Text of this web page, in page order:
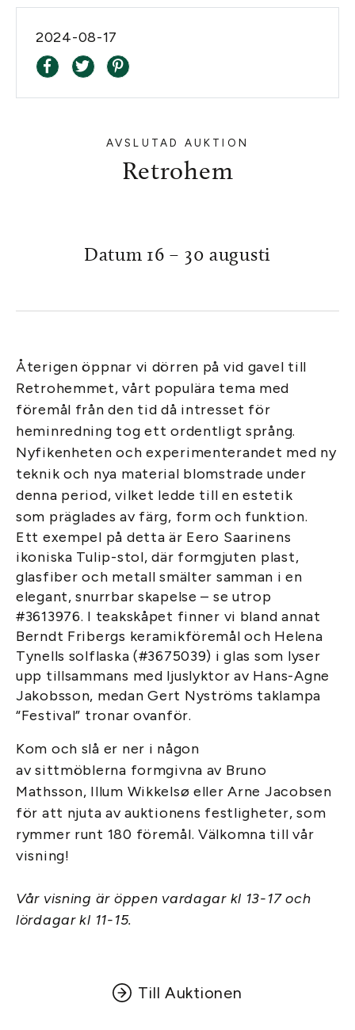
2024-08-17
AVSLUTAD AUKTION
Retrohem
Datum 16 – 30 augusti
Återigen öppnar vi dörren på vid gavel till
Retrohemmet, vårt populära tema med
föremål från den tid då intresset för
heminredning tog ett ordentligt språng.
Nyfikenheten och experimenterandet med ny
teknik och nya material blomstrade under
denna period, vilket ledde till en estetik
som präglades av färg, form och funktion.
Ett exempel på detta är Eero Saarinens
ikoniska Tulip-stol, där formgjuten plast,
glasfiber och metall smälter samman i en
elegant, snurrbar skapelse – se utrop
#3613976. I teakskåpet finner vi bland annat
Berndt Fribergs keramikföremål och Helena
Tynells solflaska (#3675039) i glas som lyser
upp tillsammans med ljuslyktor av Hans-Agne
Jakobsson, medan Gert Nyströms taklampa
“Festival” tronar ovanför.
Kom och slå er ner i någon
av sittmöblerna formgivna av Bruno
Mathsson, Illum Wikkelsø eller Arne Jacobsen
för att njuta av auktionens festligheter, som
rymmer runt 180 föremål. Välkomna till vår
visning!
Vår visning är öppen vardagar kl 13-17 och
lördagar kl 11-15.
Till Auktionen